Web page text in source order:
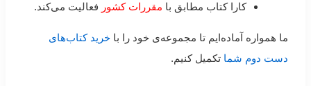
کارا کتاب مطابق با مقررات کشور فعالیت می‌کند.
ما همواره آماده‌ایم تا مجموعه‌ی خود را با خرید کتاب‌های
دست دوم شما تکمیل کنیم.